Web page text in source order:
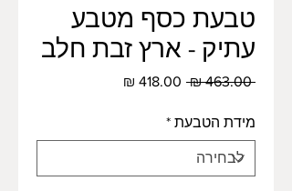
טבעת כסף מטבע
עתיק - ארץ זבת חלב
‏463.00 ‏₪
מחיר
מידת הטבעת *